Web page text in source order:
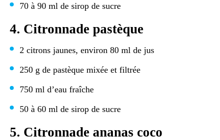
70 à 90 ml de sirop de sucre
4. Citronnade pastèque
2 citrons jaunes, environ 80 ml de jus
250 g de pastèque mixée et filtrée
750 ml d’eau fraîche
50 à 60 ml de sirop de sucre
5. Citronnade ananas coco